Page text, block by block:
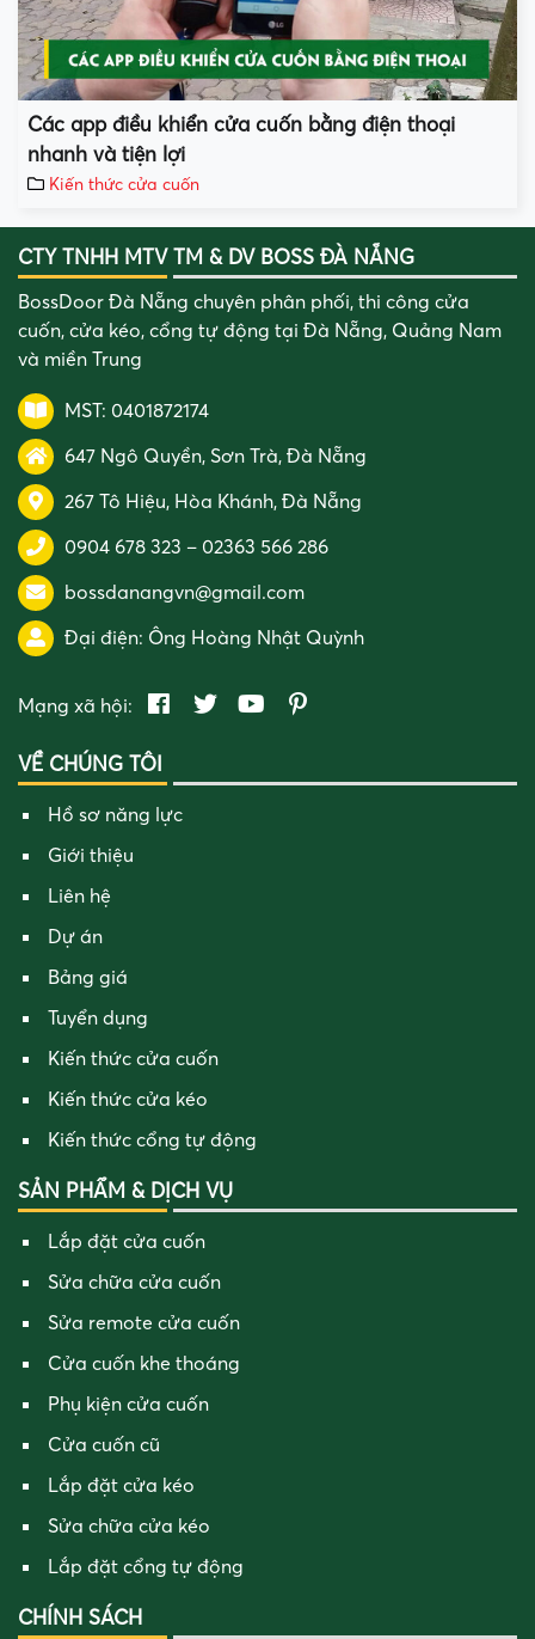
Các app điều khiển cửa cuốn bằng điện thoại
nhanh và tiện lợi
Kiến thức cửa cuốn
CTY TNHH MTV TM & DV BOSS ĐÀ NẴNG
BossDoor Đà Nẵng chuyên phân phối, thi công cửa
cuốn, cửa kéo, cổng tự động tại Đà Nẵng, Quảng Nam
và miền Trung
MST: 0401872174
647 Ngô Quyền, Sơn Trà, Đà Nẵng
267 Tô Hiệu, Hòa Khánh, Đà Nẵng
0904 678 323 – 02363 566 286
bossdanangvn@gmail.com
Đại điện: Ông Hoàng Nhật Quỳnh
Mạng xã hội:
VỀ CHÚNG TÔI
Hồ sơ năng lực
Giới thiệu
Liên hệ
Dự án
Bảng giá
Tuyển dụng
Kiến thức cửa cuốn
Kiến thức cửa kéo
Kiến thức cổng tự động
SẢN PHẨM & DỊCH VỤ
Lắp đặt cửa cuốn
Sửa chữa cửa cuốn
Sửa remote cửa cuốn
Cửa cuốn khe thoáng
Phụ kiện cửa cuốn
Cửa cuốn cũ
Lắp đặt cửa kéo
Sửa chữa cửa kéo
Lắp đặt cổng tự động
CHÍNH SÁCH